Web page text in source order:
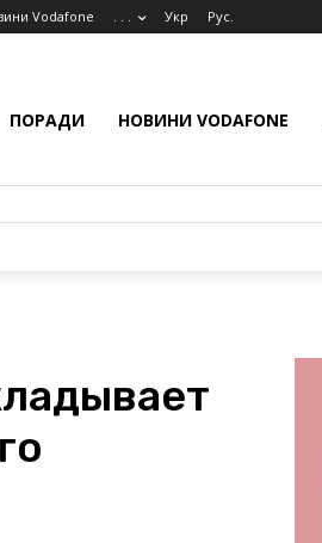
Vodafone . . . Укр Рус.
ПОРАДИ НОВИНИ VODAFONE